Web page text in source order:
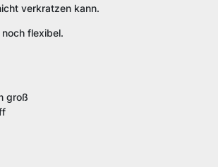
verkratzen kann.
flexibel.
groß